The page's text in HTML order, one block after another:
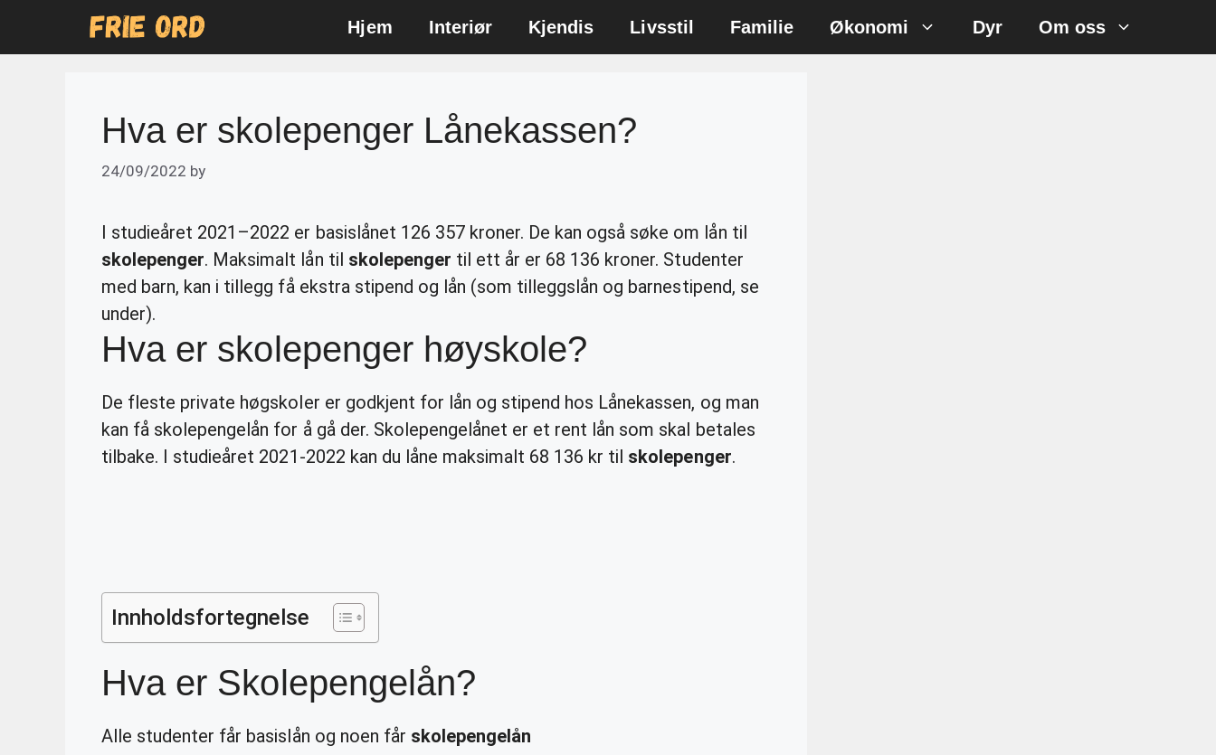
Hjem Interiør Kjendis Livsstil Familie Økonomi Dyr Om oss
Hva er skolepenger Lånekassen?
24/09/2022 by
I studieåret 2021–2022 er basislånet 126 357 kroner. De kan også søke om lån til
skolepenger. Maksimalt lån til skolepenger til ett år er 68 136 kroner. Studenter
med barn, kan i tillegg få ekstra stipend og lån (som tilleggslån og barnestipend, se
under).
Hva er skolepenger høyskole?
De fleste private høgskoler er godkjent for lån og stipend hos Lånekassen, og man
kan få skolepengelån for å gå der. Skolepengelånet er et rent lån som skal betales
tilbake. I studieåret 2021-2022 kan du låne maksimalt 68 136 kr til skolepenger.
Innholdsfortegnelse
Hva er Skolepengelån?
Alle studenter får basislån og noen får skolepengelån